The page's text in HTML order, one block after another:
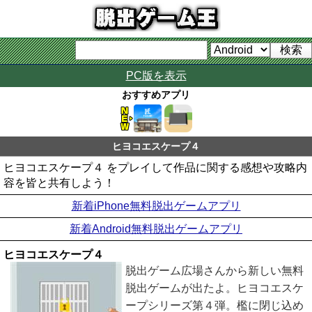
PC版を表示
おすすめアプリ
ヒヨコエスケープ４
ヒヨコエスケープ４ をプレイして作品に関する感想や攻略内
容を皆と共有しよう！
新着iPhone無料脱出ゲームアプリ
新着Android無料脱出ゲームアプリ
ヒヨコエスケープ４
脱出ゲーム広場さんから新しい無料
脱出ゲームが出たよ。ヒヨコエスケ
ープシリーズ第４弾。檻に閉じ込め